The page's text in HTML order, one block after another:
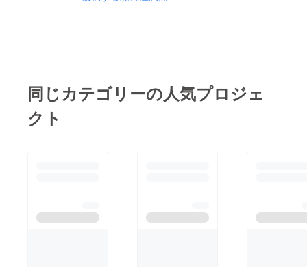
同じカテゴリーの人気プロジェ
クト